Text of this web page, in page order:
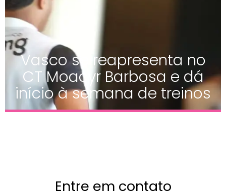
Vasco se reapresenta no
CT Moacyr Barbosa e dá
início à semana de treinos
Entre em contato